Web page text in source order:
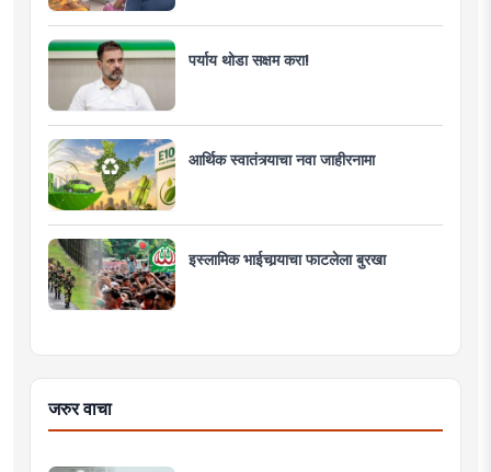
पर्याय थोडा सक्षम करा!
आर्थिक स्वातंत्र्याचा नवा जाहीरनामा
इस्लामिक भाईचार्‍याचा फाटलेला बुरखा
जरुर वाचा